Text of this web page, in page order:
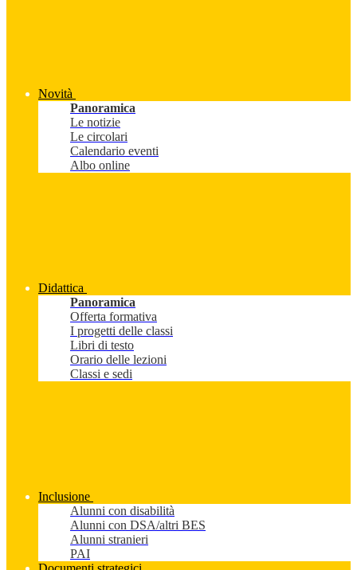
Novità
Panoramica
Le notizie
Le circolari
Calendario eventi
Albo online
Didattica
Panoramica
Offerta formativa
I progetti delle classi
Libri di testo
Orario delle lezioni
Classi e sedi
Inclusione
Alunni con disabilità
Alunni con DSA/altri BES
Alunni stranieri
PAI